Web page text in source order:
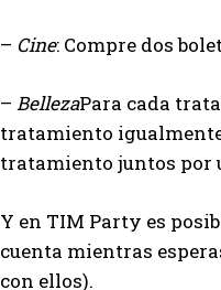
– Cine: Compre dos
– BellezaPara cada
tratamiento
tratamiento juntos por
Y en TIM Party es
cuenta mientras
con ellos).